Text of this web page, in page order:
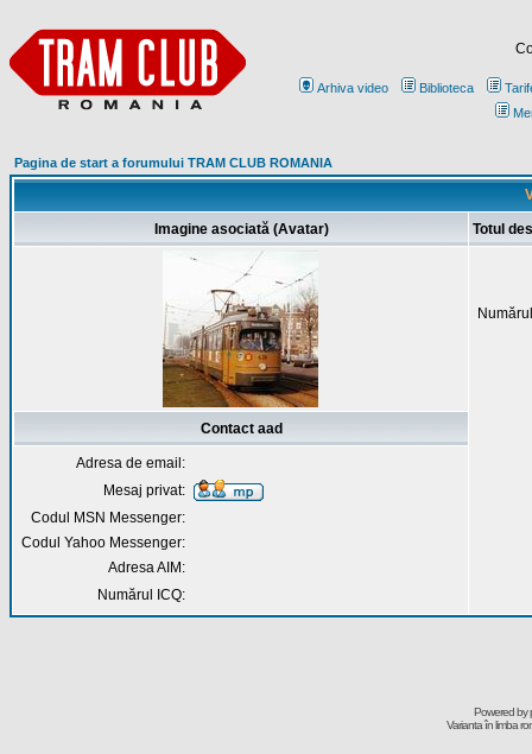
Arhiva video Biblioteca
Pagina de start a forumului TRAM CLUB ROMANIA
Imagine asociată (Avatar) Totul
Contact aad
Adresa de email:
Mesaj privat:
Codul MSN Messenger:
Codul Yahoo Messenger:
Adresa AIM:
Numărul ICQ:
Powered by
Varianta în limba